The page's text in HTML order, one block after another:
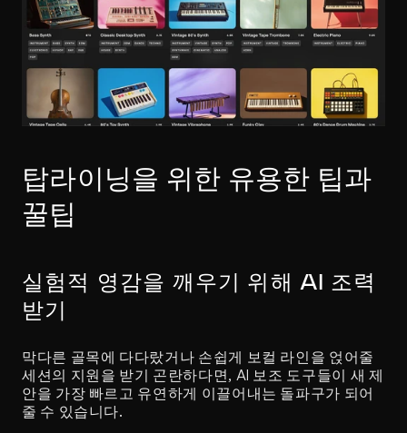
탑라이닝을 위한 유용한 팁과
꿀팁
실험적 영감을 깨우기 위해 AI 조력
받기
막다른 골목에 다다랐거나 손쉽게 보컬 라인을 얹어줄
세션의 지원을 받기 곤란하다면, AI 보조 도구들이 새 제
안을 가장 빠르고 유연하게 이끌어내는 돌파구가 되어
줄 수 있습니다.